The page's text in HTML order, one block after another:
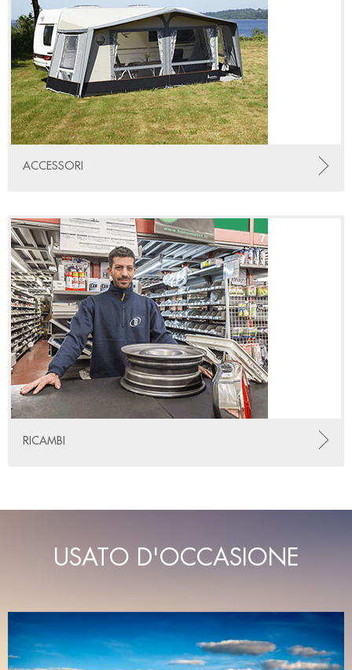
ACCESSORI
RICAMBI
USATO D'OCCASIONE